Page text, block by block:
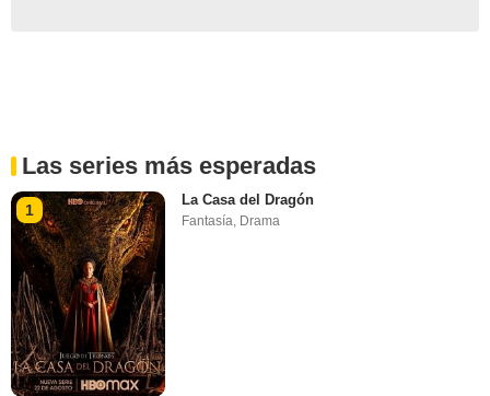
Las series más esperadas
1
La Casa del Dragón
Fantasía, Drama